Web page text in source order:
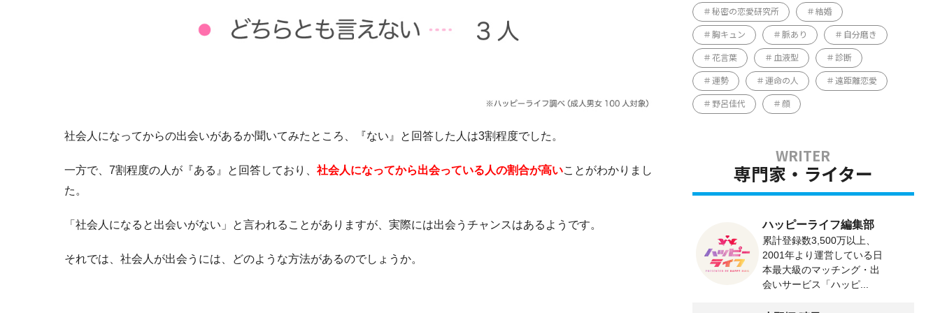
社会人になってからの出会いがあるか聞いてみたところ、『ない』と回答した人は3割程度でした。
一方で、7割程度の人が『ある』と回答しており、 社会人になってから出会っている人の割合が高いことがわかりまし
た。
「社会人になると出会いがない」と言われることがありますが、実際には出会うチャンスはあるようです。
それでは、社会人が出会うには、どのような方法があるのでしょうか。
秘密の恋愛研究所 結婚
胸キュン 脈あり 自分磨き
花言葉 血液型 診断
運勢 運命の人 遠距離恋愛
野呂佳代 顔
専門家・ライター
ハッピーライフ編集部
累計登録数3,500万以上、
2001年より運営している日
本最大級のマッチング・出
会いサービス「ハッピ...